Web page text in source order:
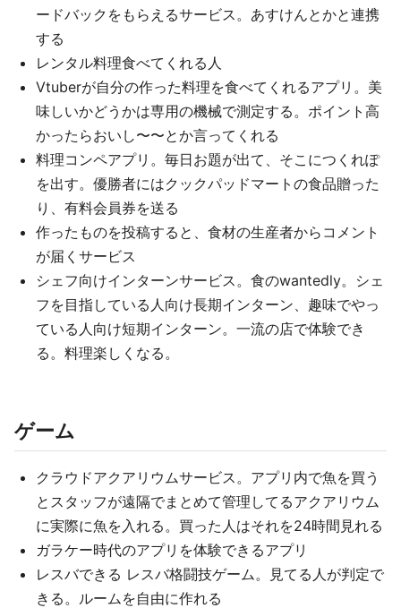
ードバックをもらえるサービス。あすけんとかと連携
する
レンタル料理食べてくれる人
Vtuberが自分の作った料理を食べてくれるアプリ。美
味しいかどうかは専用の機械で測定する。ポイント高
かったらおいし〜〜とか言ってくれる
料理コンペアプリ。毎日お題が出て、そこにつくれぽ
を出す。優勝者にはクックパッドマートの食品贈った
り、有料会員券を送る
作ったものを投稿すると、食材の生産者からコメント
が届くサービス
シェフ向けインターンサービス。食のwantedly。シェ
フを目指している人向け長期インターン、趣味でやっ
ている人向け短期インターン。一流の店で体験でき
る。料理楽しくなる。
ゲーム
クラウドアクアリウムサービス。アプリ内で魚を買う
とスタッフが遠隔でまとめて管理してるアクアリウム
に実際に魚を入れる。買った人はそれを24時間見れる
ガラケー時代のアプリを体験できるアプリ
レスバできる レスバ格闘技ゲーム。見てる人が判定で
きる。ルームを自由に作れる